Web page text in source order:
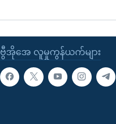
ဗွီအိုအေ လူမှုကွန်ယက်များ